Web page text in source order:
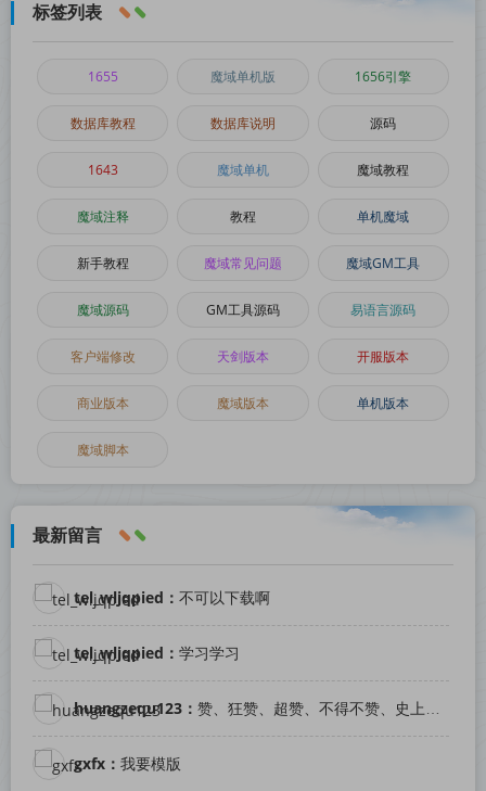
标签列表
1655 魔域单机版 1656引擎
数据库教程 数据库说明 源码
1643 魔域单机 魔域教程
魔域注释 教程 单机魔域
新手教程 魔域常见问题 魔域GM工具
魔域源码 GM工具源码 易语言源码
客户端修改 天剑版本 开服版本
商业版本 魔域版本 单机版本
魔域脚本
最新留言
tel_wljqpied： 不可以下载啊
tel_wljqpied： 学习学习
huangzequ123： 赞、狂赞、超赞、不得不赞、史上最赞！
gxfx： 我要模版